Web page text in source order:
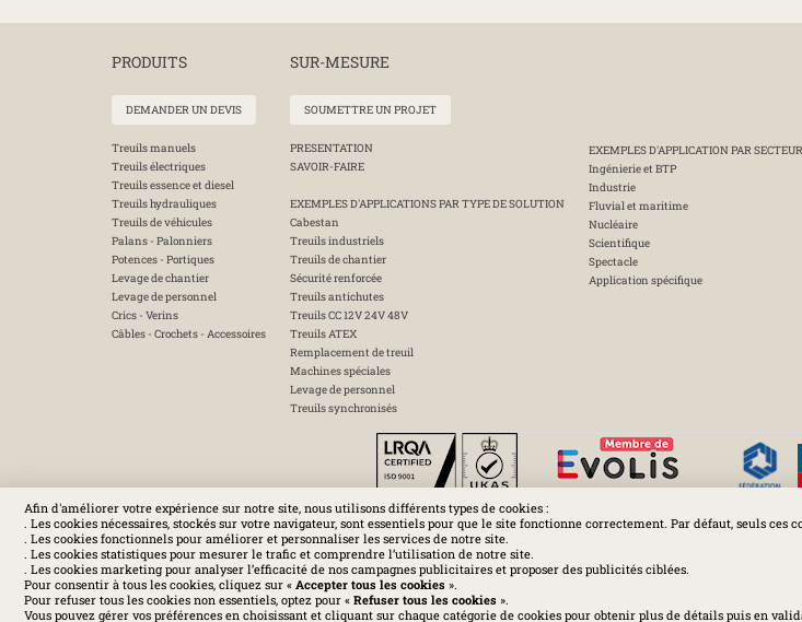
Afin d'améliorer votre expérience sur notre site, nous utilisons différents types de cookies :
. Les cookies nécessaires, stockés sur votre navigateur, sont essentiels pour que le site fonctionne correctement. Par défaut, seuls ces
. Les cookies fonctionnels pour améliorer et personnaliser les services de notre site.
. Les cookies statistiques pour mesurer le trafic et comprendre l’utilisation de notre site.
. Les cookies marketing pour analyser l’efficacité de nos campagnes publicitaires et proposer des publicités ciblées.
Pour consentir à tous les cookies, cliquez sur « Accepter tous les cookies».
Pour refuser tous les cookies non essentiels, optez pour « Refuser tous les cookies».
Vous pouvez gérer vos préférences en choisissant et cliquant sur chaque catégorie de cookies pour obtenir plus de détails puis en
PRODUITS
DEMANDER UN DEVIS
Treuils manuels
Treuils électriques
Treuils essence et diesel
Treuils hydrauliques
Treuils de véhicules
Palans - Palonniers
Potences - Portiques
Levage de chantier
Levage de personnel
Crics - Verins
Câbles - Crochets - Accessoires
SUR-MESURE
SOUMETTRE UN PROJET
PRESENTATION
SAVOIR-FAIRE
EXEMPLES D'APPLICATIONS PAR TYPE DE SOLUTION
Cabestan
Treuils industriels
Treuils de chantier
Sécurité renforcée
Treuils antichutes
Treuils CC 12V 24V 48V
Treuils ATEX
Remplacement de treuil
Machines spéciales
Levage de personnel
Treuils synchronisés
EXEMPLES D'APPLICATION PAR
Ingénierie et BTP
Industrie
Fluvial et maritime
Nucléaire
Scientifique
Spectacle
Application spécifique
Mentions légales-Politique de confidentialité